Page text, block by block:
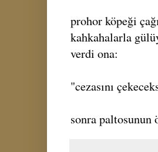
prohor köpeği
kahkahalarla
verdi ona:
"cezasını
sonra paltosunun